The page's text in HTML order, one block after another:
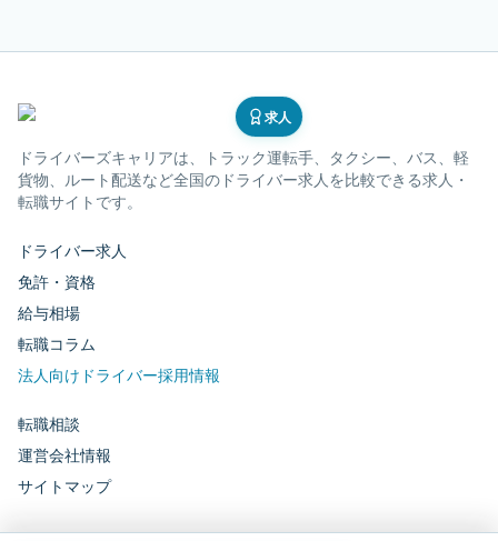
求人
ドライバーズキャリアは、トラック運転手、タクシー、バス、軽
貨物、ルート配送など全国のドライバー求人を比較できる求人・
転職サイトです。
ドライバー求人
免許・資格
給与相場
転職コラム
法人向けドライバー採用情報
転職相談
運営会社情報
サイトマップ